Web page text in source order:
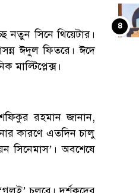
নতুন সিনে থিয়েটার।
ঈদুল ফিতরে। ঈদে
রহমান জানান,
কারণে এতদিন চালু
সিনেমাস’। অবশেষে
৪